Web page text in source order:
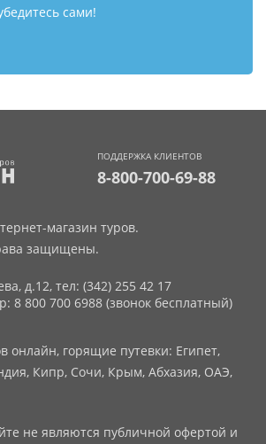
сами!
ПОДДЕРЖКА КЛИЕНТОВ
8-800-700-69-88
магазин туров.
защищены.
д.12, тел: (342) 255 42 17
8 800 700 6988 (звонок бесплатный)
онлайн, горящие путевки: Египет,
Кипр, Сочи, Крым, Абхазия, ОАЭ,
не являются публичной офертой и